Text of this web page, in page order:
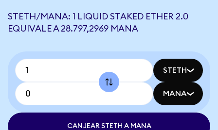
STETH/MANA: 1 LIQUID STAKED ETHER 2.0
EQUIVALE A 28.797,2969 MANA
STETH
MANA
CANJEAR STETH A MANA